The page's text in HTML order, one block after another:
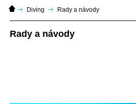
Domácí
stránka
Diving Rady a návody
Rady a návody